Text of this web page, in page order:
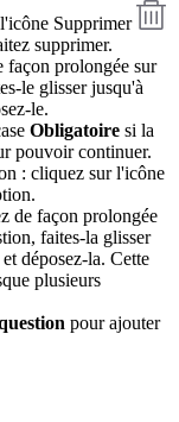
icône Supprimer
supprimer.
façon prolongée sur
le glisser jusqu'à
le.
Obligatoire si la
pouvoir continuer.
: cliquez sur l'icône
de façon prolongée
faites-la glisser
déposez-la. Cette
plusieurs
pour ajouter